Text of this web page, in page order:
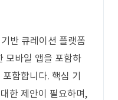
반 큐레이션 플랫폼
모바일 앱을 포함하
함합니다. 핵심 기
한 제안이 필요하며,